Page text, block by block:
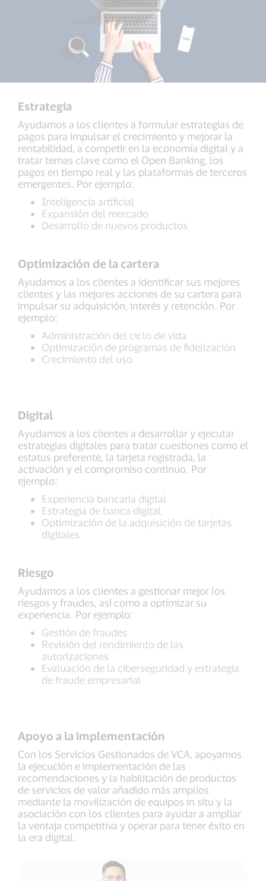
Estrategia
Ayudamos a los clientes a formular estrategias de
pagos para impulsar el crecimiento y mejorar la
rentabilidad, a competir en la economía digital y a
tratar temas clave como el Open Banking, los
pagos en tiempo real y las plataformas de terceros
emergentes. Por ejemplo:
Inteligencia artificial
Expansión del mercado
Desarrollo de nuevos productos
Optimización de la cartera
Ayudamos a los clientes a identificar sus mejores
clientes y las mejores acciones de su cartera para
impulsar su adquisición, interés y retención. Por
ejemplo:
Administración del ciclo de vida
Optimización de programas de fidelización
Crecimiento del uso
Digital
Ayudamos a los clientes a desarrollar y ejecutar
estrategias digitales para tratar cuestiones como el
estatus preferente, la tarjeta registrada, la
activación y el compromiso continuo. Por
ejemplo:
Experiencia bancaria digital
Estrategia de banca digital
Optimización de la adquisición de tarjetas
digitales
Riesgo
Ayudamos a los clientes a gestionar mejor los
riesgos y fraudes, así como a optimizar su
experiencia. Por ejemplo:
Gestión de fraudes
Revisión del rendimiento de las
autorizaciones
Evaluación de la ciberseguridad y estrategia
de fraude empresarial
Apoyo a la implementación
Con los Servicios Gestionados de VCA, apoyamos
la ejecución e implementación de las
recomendaciones y la habilitación de productos
de servicios de valor añadido más amplios
mediante la movilización de equipos in situ y la
asociación con los clientes para ayudar a ampliar
la ventaja competitiva y operar para tener éxito en
la era digital.